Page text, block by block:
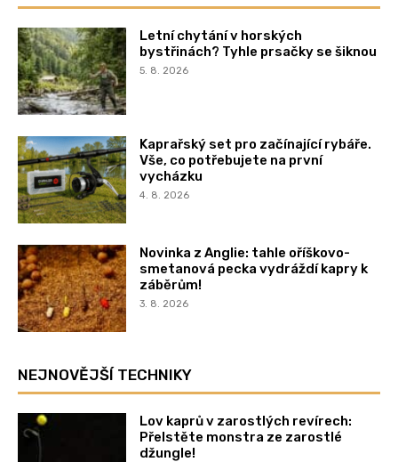
Letní chytání v horských
bystřinách? Tyhle prsačky se šiknou
5. 8. 2026
Kaprařský set pro začínající rybáře.
Vše, co potřebujete na první
vycházku
4. 8. 2026
Novinka z Anglie: tahle oříškovo-
smetanová pecka vydráždí kapry k
záběrům!
3. 8. 2026
NEJNOVĚJŠÍ TECHNIKY
Lov kaprů v zarostlých revírech:
Přelstěte monstra ze zarostlé
džungle!